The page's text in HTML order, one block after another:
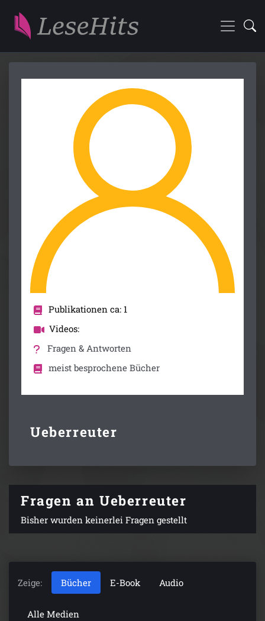
Publikationen ca: 1
Videos:
Fragen & Antworten
meist besprochene Bücher
Ueberreuter
Fragen an Ueberreuter
Bisher wurden keinerlei Fragen gestellt
Zeige: Bücher E-Book Audio
Alle Medien